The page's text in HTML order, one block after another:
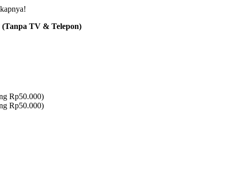
TV & Telepon)
Rp50.000)
Rp50.000)